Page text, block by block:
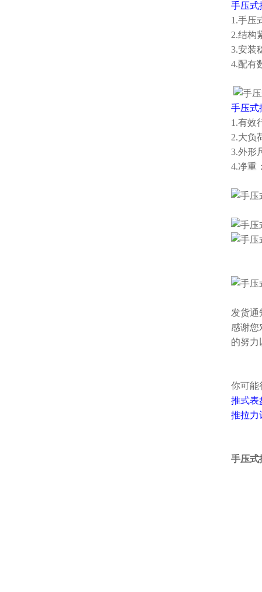
手压式
1.手压
2.结构
3.安装
4.配有
手压式
1.有效
2.大负
3.外形
4.净重
发货通
感谢您
的努力
你可能
推式表
推拉力
手压式